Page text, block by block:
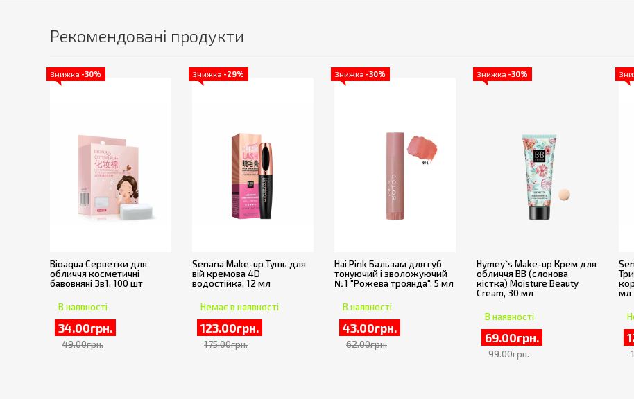
Рекомендовані продукти
Знижка -30%
Bioaqua Серветки для
обличчя косметичні
бавовняні 3в1, 100 шт
В наявності
34.00грн.
49.00грн.
Знижка -29%
Senana Make-up Тушь для
вій кремова 4D
водостійка, 12 мл
Немає в наявності
123.00грн.
175.00грн.
Знижка -30%
Hai Pink Бальзам для губ
тонуючий і зволожуючий
№1 "Рожева троянда", 5 мл
В наявності
43.00грн.
62.00грн.
Знижка -30%
Hymey`s Make-up Крем для
обличчя ВВ (слонова
кістка) Moisture Beauty
Cream, 30 мл
В наявності
69.00грн.
99.00грн.
мл